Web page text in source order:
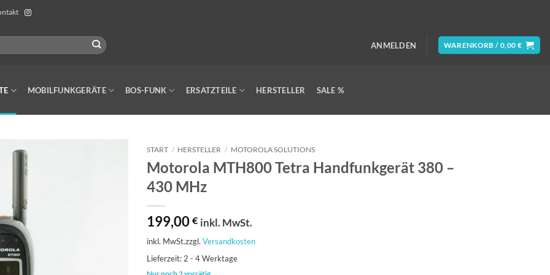
ANMELDEN WARENKORB / 0,00 €
MOBILFUNKGERÄTE BOS-FUNK ERSATZTEILE HERSTELLER SALE %
START / HERSTELLER / MOTOROLA SOLUTIONS
Motorola MTH800 Tetra Handfunkgerät 380 –
430 MHz
199,00 € inkl. MwSt.
inkl. MwSt.zzgl. Versandkosten
Lieferzeit: 2 - 4 Werktage
Nur noch 2 vorrätig